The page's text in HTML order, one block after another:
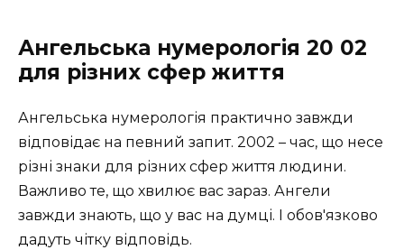
Ангельська нумерологія 20 02
для різних сфер життя
Ангельська нумерологія практично завжди
відповідає на певний запит. 2002 – час, що несе
різні знаки для різних сфер життя людини.
Важливо те, що хвилює вас зараз. Ангели
завжди знають, що у вас на думці. І обов'язково
дадуть чітку відповідь.